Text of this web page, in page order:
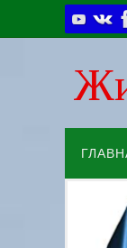
к
содержимому